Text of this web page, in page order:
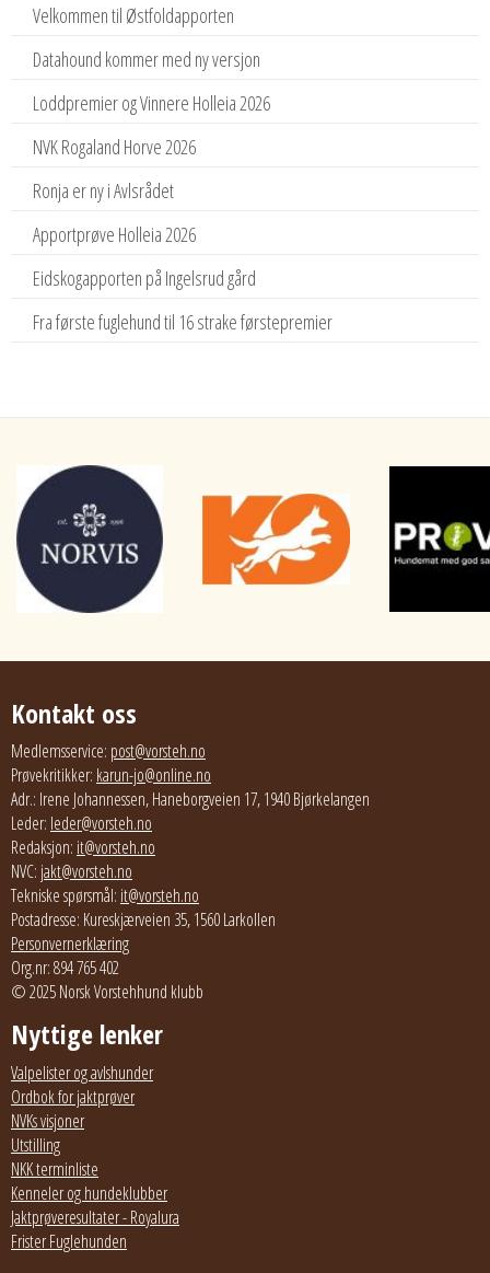
Velkommen til Østfoldapporten
Datahound kommer med ny versjon
Loddpremier og Vinnere Holleia 2026
NVK Rogaland Horve 2026
Ronja er ny i Avlsrådet
Apportprøve Holleia 2026
Eidskogapporten på Ingelsrud gård
Fra første fuglehund til 16 strake førstepremier
Kontakt oss
Medlemsservice: post@vorsteh.no
Prøvekritikker: karun-jo@online.no
Adr.: Irene Johannessen, Haneborgveien 17, 1940 Bjørkelangen
Leder: leder@vorsteh.no
Redaksjon: it@vorsteh.no
NVC: jakt@vorsteh.no
Tekniske spørsmål: it@vorsteh.no
Postadresse: Kureskjærveien 35, 1560 Larkollen
Personvernerklæring
Org.nr: 894 765 402
© 2025 Norsk Vorstehhund klubb
Nyttige lenker
Valpelister og avlshunder
Ordbok for jaktprøver
NVKs visjoner
Utstilling
NKK terminliste
Kenneler og hundeklubber
Jaktprøveresultater - Royalura
Frister Fuglehunden